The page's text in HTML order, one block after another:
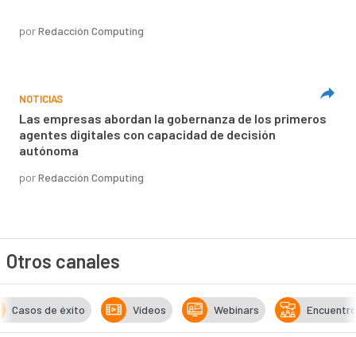
porRedacción Computing
NOTICIAS
Las empresas abordan la gobernanza de los primeros
agentes digitales con capacidad de decisión
autónoma
porRedacción Computing
Otros canales
Casos de éxito Vídeos Webinars